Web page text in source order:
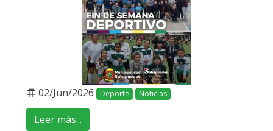
02/Jun/2026 Deporte Noticias
Leer más...